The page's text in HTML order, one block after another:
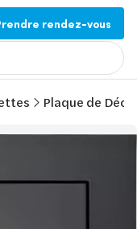
rendez-vous
Plaque de